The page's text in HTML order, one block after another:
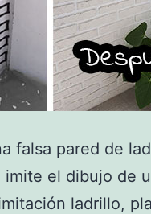
falsa pared de
el dibujo de
ladrillo,